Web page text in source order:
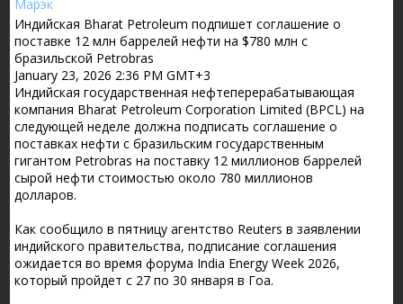
Индийская Bharat Petroleum подпишет соглашение о
поставке 12 млн баррелей нефти на $780 млн с
бразильской Petrobras
January 23, 2026 2:36 PM GMT+3
Индийская государственная нефтеперерабатывающая
компания Bharat Petroleum Corporation Limited (BPCL) на
следующей неделе должна подписать соглашение о
поставках нефти с бразильским государственным
гигантом Petrobras на поставку 12 миллионов баррелей
сырой нефти стоимостью около 780 миллионов
долларов.
Как сообщило в пятницу агентство Reuters в заявлении
индийского правительства, подписание соглашения
ожидается во время форума India Energy Week 2026,
который пройдет с 27 по 30 января в Гоа.